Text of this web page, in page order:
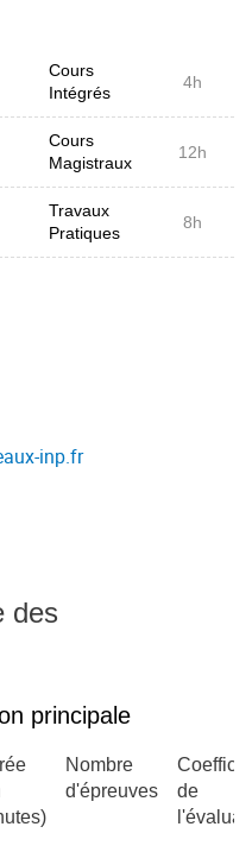
Cours
Intégrés
4h
Cours
Magistraux
12h
Travaux
Pratiques
8h
inp.fr
des
principale
Nombre
d'épreuves
de